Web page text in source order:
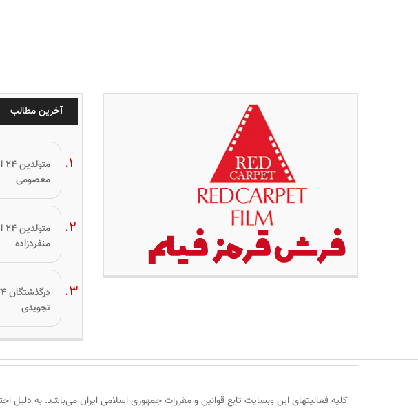
آخرین مطالب
معصومی
منفردزاده
تجویدی
کلیه فعالیتهای این وبسایت تابع قوانین و مقررات جمهوری اسلامی ایران می‌باشد. به دلیل